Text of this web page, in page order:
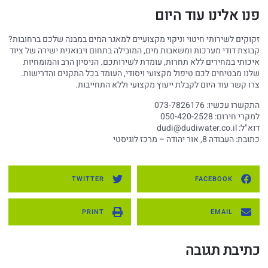
פנו אלינו עוד היום
זקוקים לשירותי חיטוי וניקוי מקצועיים למאגר המים במבנה שלכם ברחובות?
קבוצת דודי מערכות ומשאבות מים, המובילה בתחום ויבואנית ישירה של ציוד
איכותי במחירים ללא תחרות, עומדת לשירותכם. הניסיון הרב והמומחיות
שלנו מבטיחים לכם טיפול מקצועי ויסודי, העומד בכל התקנים והדרישות.
צרו קשר עוד היום לקבלת ייעוץ מקצועי וללא התחייבות.
התקשרו עכשיו: 073-7826176
למקרי חירום: 050-420-2528
דוא"ל:dudi@dudiwater.co.il
כתובת: העבודה 8, אור יהודה – מרכז לוגיסטי
FACEBOOK
TWITTER
EMAIL
PRINT
כתיבת תגובה